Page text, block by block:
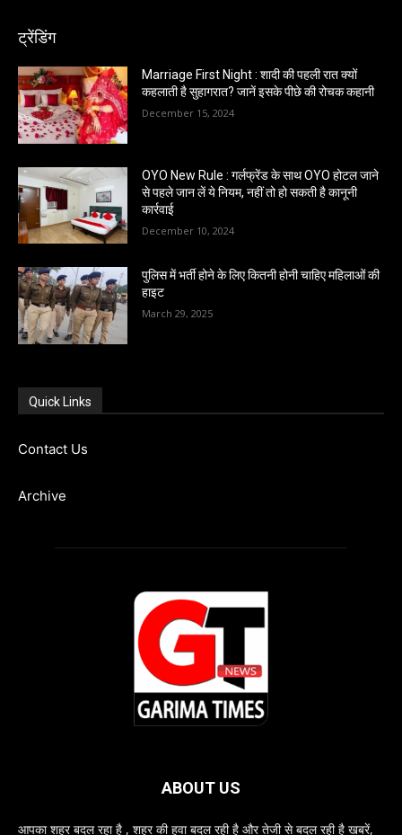
ट्रेंडिंग
Marriage First Night : शादी की पहली रात क्यों
कहलाती है सुहागरात? जानें इसके पीछे की रोचक कहानी
December 15, 2024
OYO New Rule : गर्लफ्रेंड के साथ OYO होटल जाने
से पहले जान लें ये नियम, नहीं तो हो सकती है कानूनी
कार्रवाई
December 10, 2024
पुलिस में भर्ती होने के लिए कितनी होनी चाहिए महिलाओं की
हाइट
March 29, 2025
Quick Links
Contact Us
Archive
ABOUT US
आपका शहर बदल रहा है , शहर की हवा बदल रही है और तेजी से बदल रही है खबरें,